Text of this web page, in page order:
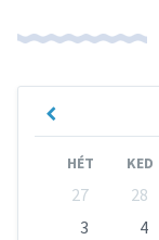
Previous
HÉT KED
calendar
27 28
3
4